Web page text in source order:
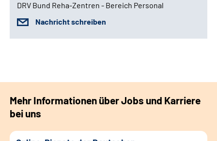
DRV Bund Reha-Zentren - Bereich Personal
Nachricht schreiben
Mehr Informationen über Jobs und Karriere
bei uns